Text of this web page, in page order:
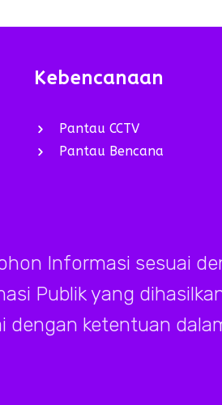
Kebencanaan
Pantau CCTV
Pantau Bencana
Informasi sesuai
Publik yang
dengan ketentuan